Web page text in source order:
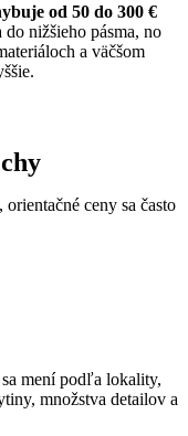
od 50 do 300 €
do nižšieho pásma, no
a väčšom
ceny sa často
mení podľa lokality,
množstva detailov a